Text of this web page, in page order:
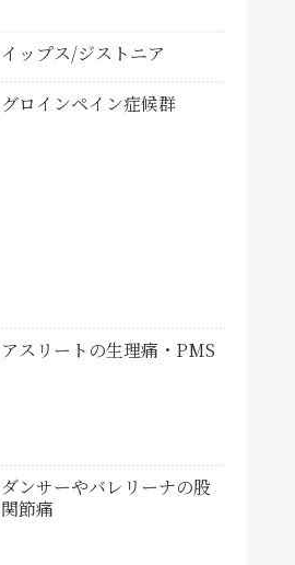
イップス/ジストニア
グロインペイン症候群
アスリートの生理痛・PMS
ダンサーやバレリーナの股
関節痛